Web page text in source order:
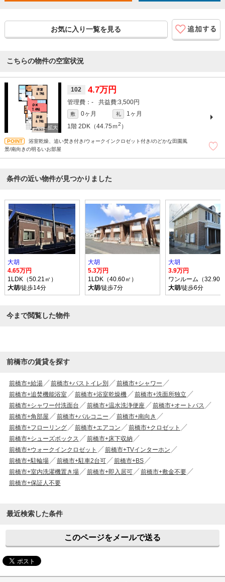
お気に入り一覧を見る
こちらの物件の空室状況
102 4.7万円
- 3,500円
敷 0ヶ月 礼
1ヶ月
1階 2DK（44.75ｍ2 ）
浴室乾燥、追い焚き付き/ウォークインクロゼット付き/のどかな田園風
景/南向きの明るいお部屋
条件の近い物件が見つかりました
大胡
4.65万円
1LDK（50.21㎡）
大胡/徒歩14分
大胡
5.3万円
1LDK（40.60㎡）
大胡/徒歩7分
大胡
3.9万円
ワンルーム（32.90
大胡/徒歩6分
今まで閲覧した物件
前橋市の賃貸を探す
前橋市+給湯 前橋市+バストイレ別
前橋市+シャワー
前橋市+追焚機能浴室
前橋市+浴室乾燥機
前橋市+洗面所独立
前橋市+シャワー付洗面台
前橋市+温水洗浄便座
前橋市+オートバス
前橋市+角部屋
前橋市+バルコニー
前橋市+南向き
前橋市+フローリング
前橋市+エアコン
前橋市+クロゼット
前橋市+シューズボックス
前橋市+床下収納
前橋市+ウォークインクロゼット
前橋市+TVインターホン
前橋市+駐輪場
前橋市+駐車2台可
前橋市+BS
前橋市+室内洗濯機置き場
前橋市+即入居可
前橋市+敷金不要
前橋市+保証人不要
最近検索した条件
このページをメールで送る